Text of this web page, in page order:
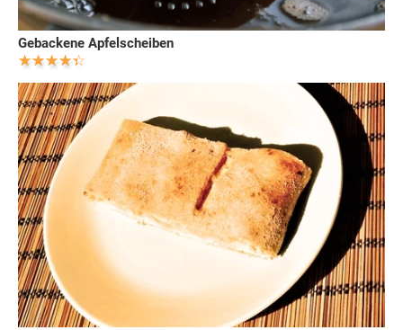
Gebackene Apfelscheiben